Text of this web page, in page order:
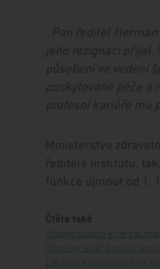
„Pan ředitel
jeho rezignaci přijal.
působení ve vedení
poskytované péče a
profesní kariéře mu
Ministerstvo
ředitele Institutu,
funkce ujmout od 1.
Čtěte také
Včasné podání krve
Odměny lékařů rostly loni
Lékařská pohotovost na